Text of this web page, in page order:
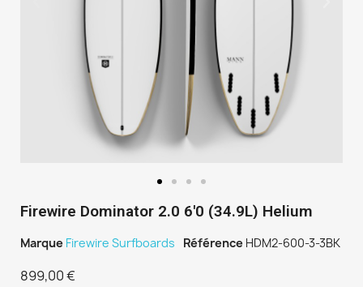
Firewire Dominator 2.0 6'0 (34.9L) Helium
Marque Firewire Surfboards Référence HDM2-600-3-3BK
899,00 €